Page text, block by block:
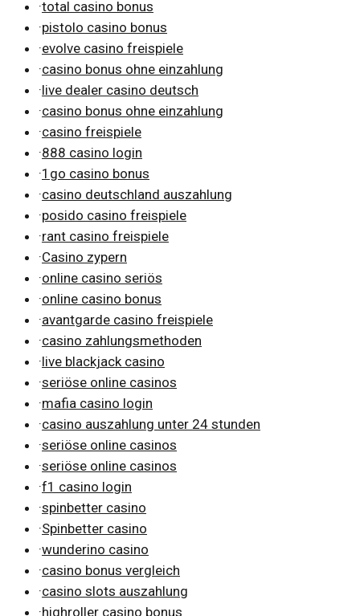
·total casino bonus
·pistolo casino bonus
·evolve casino freispiele
·casino bonus ohne einzahlung
·live dealer casino deutsch
·casino bonus ohne einzahlung
·casino freispiele
·888 casino login
·1go casino bonus
·casino deutschland auszahlung
·posido casino freispiele
·rant casino freispiele
·Casino zypern
·online casino seriös
·online casino bonus
·avantgarde casino freispiele
·casino zahlungsmethoden
·live blackjack casino
·seriöse online casinos
·mafia casino login
·casino auszahlung unter 24 stunden
·seriöse online casinos
·seriöse online casinos
·f1 casino login
·spinbetter casino
·Spinbetter casino
·wunderino casino
·casino bonus vergleich
·casino slots auszahlung
·highroller casino bonus